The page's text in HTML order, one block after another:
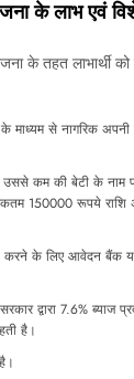
के लाभ एवं
के तहत लाभार्थी
माध्यम से नागरिक
उससे कम की बेटी के नाम
150000 रूपये राशि
करने के लिए आवेदन बैंक
द्वारा 7.6% ब्याज
है।